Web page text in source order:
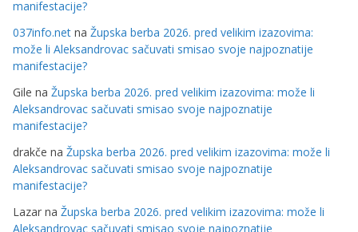
manifestacije?
037info.net na Župska berba 2026. pred velikim izazovima:
može li Aleksandrovac sačuvati smisao svoje najpoznatije
manifestacije?
Gile na Župska berba 2026. pred velikim izazovima: može li
Aleksandrovac sačuvati smisao svoje najpoznatije
manifestacije?
drakče na Župska berba 2026. pred velikim izazovima: može li
Aleksandrovac sačuvati smisao svoje najpoznatije
manifestacije?
Lazar na Župska berba 2026. pred velikim izazovima: može li
Aleksandrovac sačuvati smisao svoje najpoznatije